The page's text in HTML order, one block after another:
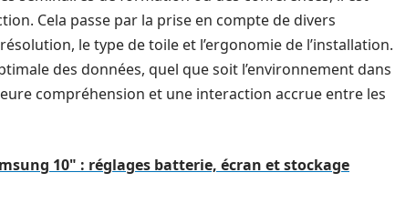
Cela passe par la prise en compte de divers
le type de toile et l’ergonomie de l’installation.
des données, quel que soit l’environnement dans
compréhension et une interaction accrue entre les
10" : réglages batterie, écran et stockage